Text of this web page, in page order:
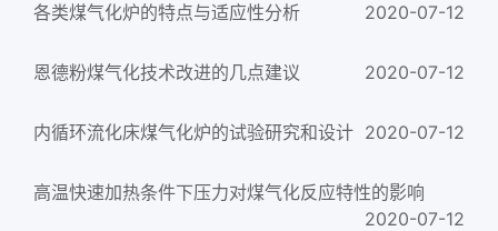
各类煤气化炉的特点与适应性分析 2020-07-12
恩德粉煤气化技术改进的几点建议 2020-07-12
内循环流化床煤气化炉的试验研究和设计 2020-07-12
高温快速加热条件下压力对煤气化反应特性的影响
2020-07-12